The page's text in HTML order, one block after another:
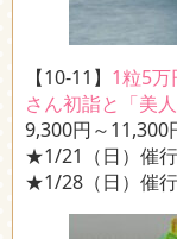
【10-11】 1粒5
さん初詣と「美
9,300円～11,300
★1/21（日）催
★1/28（日）催